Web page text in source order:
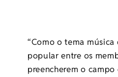
“Como o tema música
popular entre os
preencherem o campo